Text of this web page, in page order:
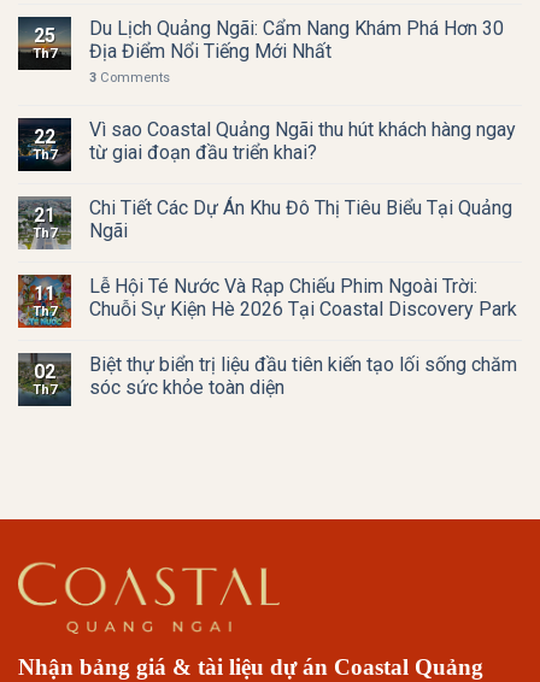
25
Th7
Du Lịch Quảng Ngãi: Cẩm Nang Khám Phá Hơn 30
Địa Điểm Nổi Tiếng Mới Nhất
3 Comments
22
Th7
Vì sao Coastal Quảng Ngãi thu hút khách hàng ngay
từ giai đoạn đầu triển khai?
21
Th7
Chi Tiết Các Dự Án Khu Đô Thị Tiêu Biểu Tại Quảng
Ngãi
11
Th7
Lễ Hội Té Nước Và Rạp Chiếu Phim Ngoài Trời:
Chuỗi Sự Kiện Hè 2026 Tại Coastal Discovery Park
02
Th7
Biệt thự biển trị liệu đầu tiên kiến tạo lối sống chăm
sóc sức khỏe toàn diện
Nhận bảng giá & tài liệu dự án Coastal Quảng